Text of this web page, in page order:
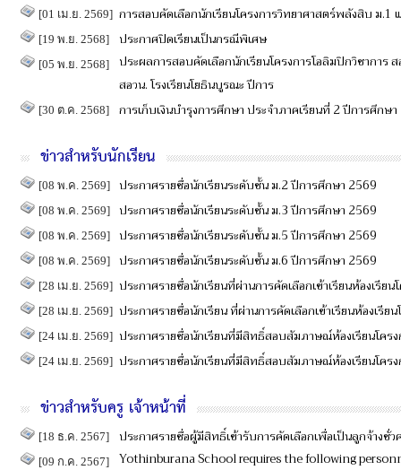
[01 เม.ย. 2569] การสอบคัดเลือกนักเรียนโครงการวิทยาศาสตร์พลังสิบ ม.1
[19 พ.ย. 2568] ประกาศปิดเรียนเป็นกรณีพิเศษ
[05 พ.ย. 2568]
ประผลการสอบคัดเลือกนักเรียนโครงการโอลิมปิกวิชากา
สอวน.​ โรงเรียนโยธิน​บูรณะ​ ปีการ
[30 ต.ค. 2568] การเก็บเงินบำรุงการศึกษา ประจำภาคเรียนที่ 2 ปีการศึกษ
ข่าวสำหรับนักเรียน
[08 พ.ค. 2569] ประกาศรายชื่อนักเรียนระดับชั้น ม.2 ปีการศึกษา 2569
[08 พ.ค. 2569] ประกาศรายชื่อนักเรียนระดับชั้น ม.3 ปีการศึกษา 2569
[08 พ.ค. 2569] ประกาศรายชื่อนักเรียนระดับชั้น ม.5 ปีการศึกษา 2569
[08 พ.ค. 2569] ประกาศรายชื่อนักเรียนระดับชั้น ม.6 ปีการศึกษา 2569
[28 เม.ย. 2569] ประกาศรายชื่อนักเรียนที่ผ่านการคัดเลือกเข้าเรียนห้องเรีย
[28 เม.ย. 2569] ประกาศรายชื่อนักเรียน ที่ผ่านการคัดเลือกเข้าเรียนห้องเรี
[24 เม.ย. 2569] ประกาศรายชื่อนักเรียนที่มีสิทธิ์สอบสัมภาษณ์ห้องเรียนโค
[24 เม.ย. 2569] ประกาศรายชื่อนักเรียนที่มีสิทธิ์สอบสัมภาษณ์ห้องเรียนโค
ข่าวสำหรับครู เจ้าหน้าที่
[18 ธ.ค. 2567] ประกาศรายชื่อผู้มีสิทธิ์เข้ารับการคัดเลือกเพื่อเป็นลูกจ้างชั่ว
[09 ก.ค. 2567]
Yothinburana School requires the following